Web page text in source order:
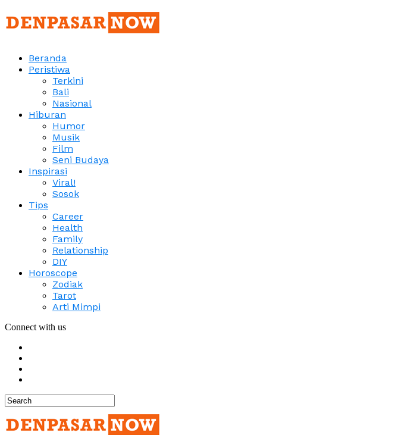
Beranda
Peristiwa
Terkini
Bali
Nasional
Hiburan
Humor
Musik
Film
Seni Budaya
Inspirasi
Viral!
Sosok
Tips
Career
Health
Family
Relationship
DIY
Horoscope
Zodiak
Tarot
Arti Mimpi
Connect with us